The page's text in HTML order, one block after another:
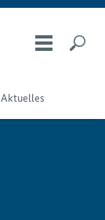
Aktuelles